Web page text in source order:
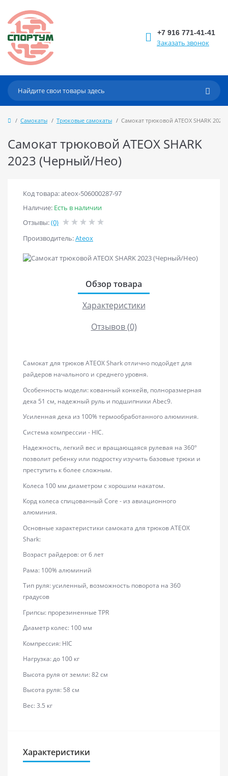
+7 916 771-41-41
Заказать звонок
Самокаты Трюковые самокаты Самокат трюковой ATEOX SHARK
Самокат трюковой ATEOX SHARK
2023 (Черный/Нео)
Код товара: ateox-506000287-97
Наличие: Есть в наличии
Отзывы:(0)
Производитель:Ateox
Обзор товара
Характеристики
Отзывов (0)
Самокат для трюков AТЕОХ Shark отлично подойдет для
райдеров начального и среднего уровня.
Особенность модели: кованный конкейв, полноразмерная
дека 51 см, надежный руль и подшипники Abec9.
Усиленная дека из 100% термообработанного алюминия.
Система компрессии - HIC.
Надежность, легкий вес и вращающаяся рулевая на 360º
позволит ребенку или подростку изучить базовые трюки и
преступить к более сложным.
Колеса 100 мм диаметром с хорошим накатом.
Корд колеса спицованный Core - из авиационного
алюминия.
Основные характеристики самоката для трюков ATEOX
Shark:
Возраст райдеров: от 6 лет
Рама: 100% алюминий
Тип руля: усиленный, возможность поворота на 360
градусов
Грипсы: прорезиненные TPR
Диаметр колес: 100 мм
Компрессия: HIC
Нагрузка: до 100 кг
Высота руля от земли: 82 см
Высота руля: 58 см
Вес: 3.5 кг
Характеристики